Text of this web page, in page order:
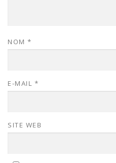
NOM *
E-MAIL *
SITE WEB